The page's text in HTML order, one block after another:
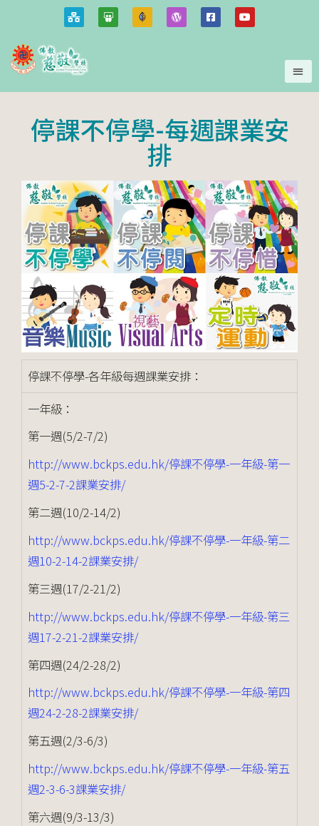
停課不停學-每週課業安
排
停課不停學-各年級每週課業安排：
一年級：
第一週(5/2-7/2)
http://www.bckps.edu.hk/停課不停學-一年級-第一
週5-2-7-2課業安排/
第二週(10/2-14/2)
http://www.bckps.edu.hk/停課不停學-一年級-第二
週10-2-14-2課業安排/
第三週(17/2-21/2)
http://www.bckps.edu.hk/停課不停學-一年級-第三
週17-2-21-2課業安排/
第四週(24/2-28/2)
http://www.bckps.edu.hk/停課不停學-一年級-第四
週24-2-28-2課業安排/
第五週(2/3-6/3)
http://www.bckps.edu.hk/停課不停學-一年級-第五
週2-3-6-3課業安排/
第六週(9/3-13/3)